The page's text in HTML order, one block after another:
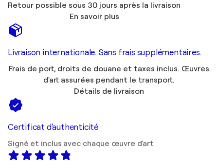
Retour possible sous 30 jours après la livraison
En savoir plus
Livraison internationale. Sans frais supplémentaires.
Frais de port, droits de douane et taxes inclus. Œuvres
d'art assurées pendant le transport.
Détails de livraison
Certificat d'authenticité
Signé et inclus avec chaque œuvre d'art